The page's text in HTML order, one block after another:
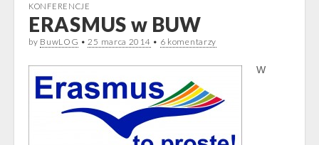
KONFERENCJE
ERASMUS w BUW
by BuwLOG • 25 marca 2014 • 6 komentarzy
W